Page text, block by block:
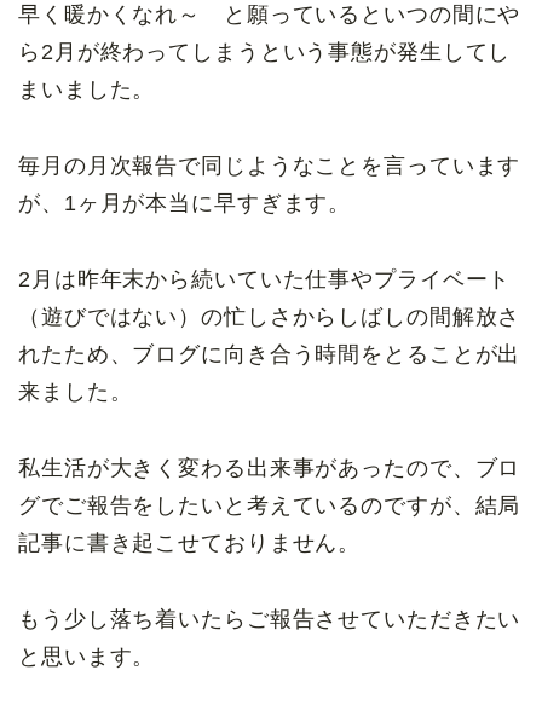
早く暖かくなれ～ と願っているといつの間にや
ら2月が終わってしまうという事態が発生してし
まいました。
毎月の月次報告で同じようなことを言っています
が、1ヶ月が本当に早すぎます。
2月は昨年末から続いていた仕事やプライベート
（遊びではない）の忙しさからしばしの間解放さ
れたため、ブログに向き合う時間をとることが出
来ました。
私生活が大きく変わる出来事があったので、ブロ
グでご報告をしたいと考えているのですが、結局
記事に書き起こせておりません。
もう少し落ち着いたらご報告させていただきたい
と思います。